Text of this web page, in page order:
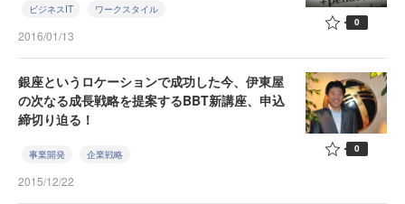
ビジネスIT ワークスタイル
2016/01/13
0
銀座というロケーションで成功した今、伊東屋
の次なる成長戦略を提案するBBT新講座、申込
締切り迫る！
事業開発 企業戦略
2015/12/22
0